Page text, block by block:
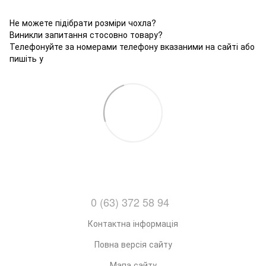
Не можете підібрати розміри чохла?
Виникли запитання стосовно товару?
Телефонуйте за номерами телефону вказаними на сайті або
пишіть у
0 (63) 372 58 94
Контактна інформація
Повна версія сайту